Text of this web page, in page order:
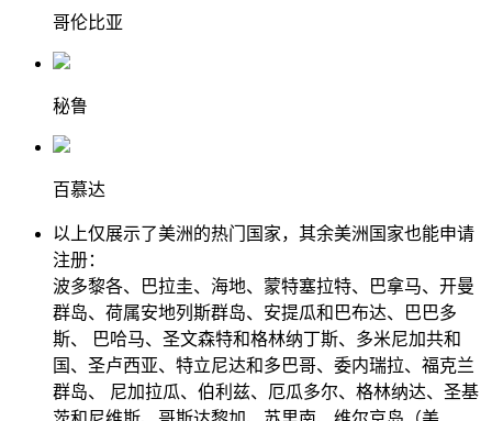
哥伦比亚
秘鲁
百慕达
以上仅展示了美洲的热门国家，其余美洲国家也能申请
注册：
波多黎各、巴拉圭、海地、蒙特塞拉特、巴拿马、开曼
群岛、荷属安地列斯群岛、安提瓜和巴布达、巴巴多
斯、 巴哈马、圣文森特和格林纳丁斯、多米尼加共和
国、圣卢西亚、特立尼达和多巴哥、委内瑞拉、福克兰
群岛、 尼加拉瓜、伯利兹、厄瓜多尔、格林纳达、圣基